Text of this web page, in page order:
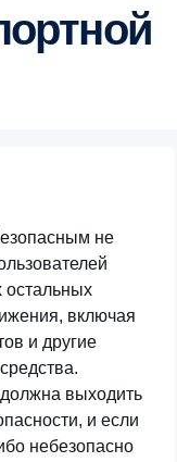
не
остальных
включая
и другие
выходить
и если
небезопасно